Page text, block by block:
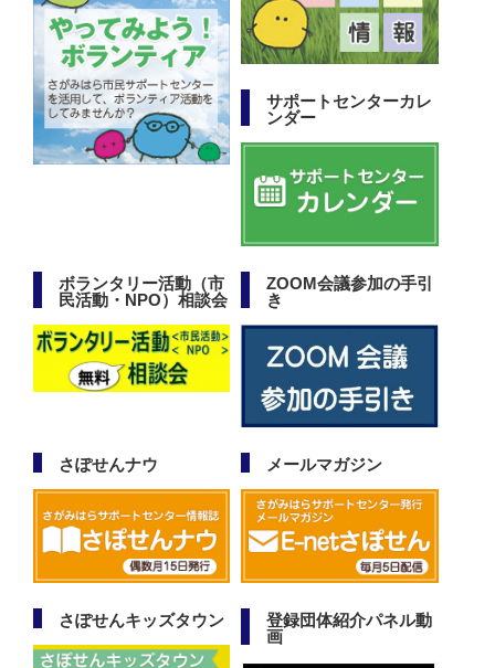
サポートセンターカレ
ンダー
ボランタリー活動（市
民活動・NPO）相談会
ZOOM会議参加の手引
き
さぽせんナウ メールマガジン
さぽせんキッズタウン
登録団体紹介パネル動
画